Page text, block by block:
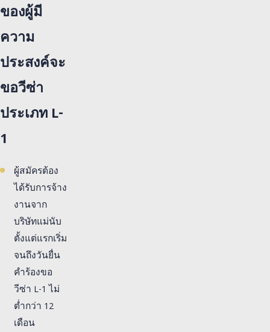
ของผู้มี
ความ
ประสงค์จะ
ขอวีซ่า
ประเภท L-
1
ผู้สมัครต้อง
ได้รับการจ้าง
งานจาก
บริษัทแม่นับ
ตั้งแต่แรกเริ่ม
จนถึงวันยื่น
คำร้องขอ
วีซ่า L-1 ไม่
ต่ำกว่า 12
เดือน